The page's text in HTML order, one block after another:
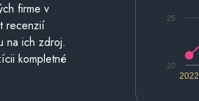
2022
20
25
firme v
recenzií
na ich zdroj.
kompletné